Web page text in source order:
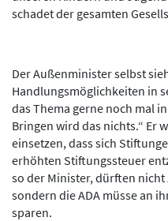
schadet der gesamten
Der Außenminister selbst
Handlungsmöglichkeiten in
das Thema gerne noch mal
Bringen wird das nichts.“ Er
einsetzen, dass sich
erhöhten Stiftungssteuer
so der Minister, dürften nicht
sondern die ADA müsse an
sparen.